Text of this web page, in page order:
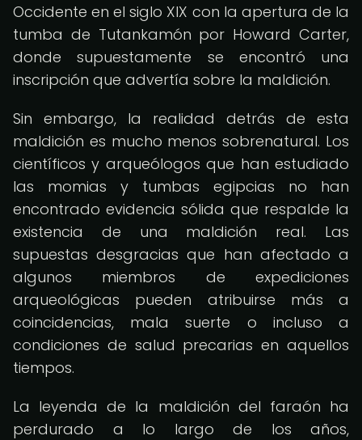
Occidente en el siglo XIX con la apertura de la
tumba de Tutankamón por Howard Carter,
donde supuestamente se encontró una
inscripción que advertía sobre la maldición.
Sin embargo, la realidad detrás de esta
maldición es mucho menos sobrenatural. Los
científicos y arqueólogos que han estudiado
las momias y tumbas egipcias no han
encontrado evidencia sólida que respalde la
existencia de una maldición real. Las
supuestas desgracias que han afectado a
algunos miembros de expediciones
arqueológicas pueden atribuirse más a
coincidencias, mala suerte o incluso a
condiciones de salud precarias en aquellos
tiempos.
La leyenda de la maldición del faraón ha
perdurado a lo largo de los años,